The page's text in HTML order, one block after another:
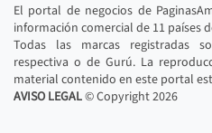
El portal de negocios de
información comercial de 11 países
Todas las marcas registradas
respectiva o de Gurú. La
material contenido en este portal
AVISO LEGAL© Copyright2026